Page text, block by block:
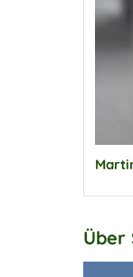
Über